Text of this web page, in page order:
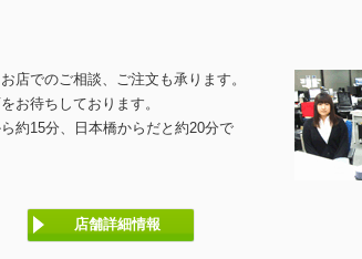
店でのご相談、ご注文も承ります。
お待ちしております。
約15分、日本橋からだと約20分で
店舗詳細情報